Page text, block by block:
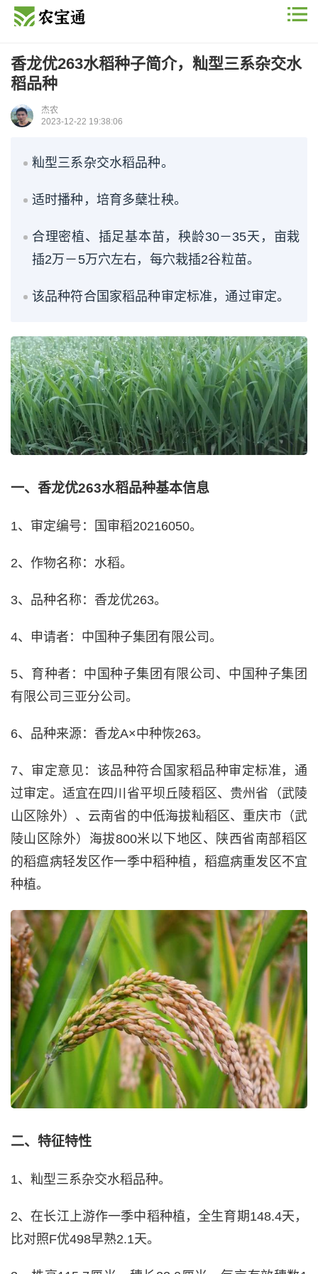
香龙优263水稻种子简介，籼型三系杂交水
稻品种
杰农
2023-12-22 19:38:06
籼型三系杂交水稻品种。
适时播种，培育多蘖壮秧。
合理密植、插足基本苗，秧龄30－35天，亩栽
插2万－5万穴左右，每穴栽插2谷粒苗。
该品种符合国家稻品种审定标准，通过审定。
一、香龙优263水稻品种基本信息
1、审定编号：国审稻20216050。
2、作物名称：水稻。
3、品种名称：香龙优263。
4、申请者：中国种子集团有限公司。
5、育种者：中国种子集团有限公司、中国种子集团
有限公司三亚分公司。
6、品种来源：香龙A×中种恢263。
7、审定意见：该品种符合国家稻品种审定标准，通
过审定。适宜在四川省平坝丘陵稻区、贵州省（武陵
山区除外）、云南省的中低海拔籼稻区、重庆市（武
陵山区除外）海拔800米以下地区、陕西省南部稻区
的稻瘟病轻发区作一季中稻种植，稻瘟病重发区不宜
种植。
二、特征特性
1、籼型三系杂交水稻品种。
2、在长江上游作一季中稻种植，全生育期148.4天，
比对照F优498早熟2.1天。